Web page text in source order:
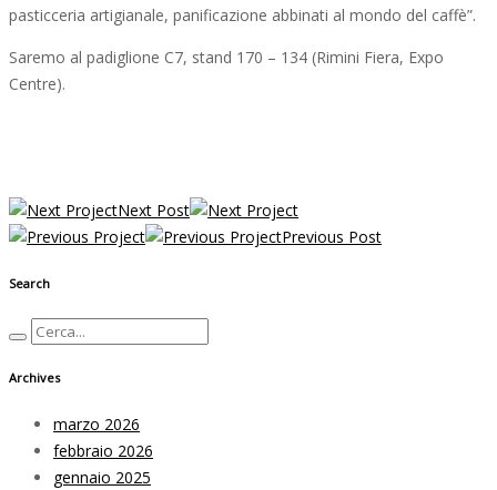
pasticceria artigianale, panificazione abbinati al mondo del caffè”.
Saremo al padiglione C7, stand 170 – 134 (Rimini Fiera, Expo
Centre).
Next Post
Previous Post
Search
Archives
marzo 2026
febbraio 2026
gennaio 2025